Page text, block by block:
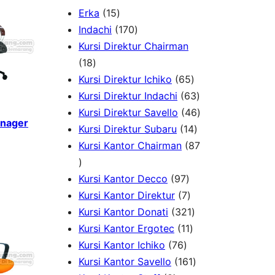
Erka 151
5
p
o
d
u
c
t
Indachi 1701
7
p
r
o
d
u
t
s
Kursi Direktur Chairman
181
8
p
r
o
d
c
t
s
Kursi Direktur Ichiko 656
5
p
r
o
t
s
Kursi Direktur Indachi 636
3
p
r
Kursi Direktur Savello 464
p
Kursi Direktur Subaru 141
4
d
t
Kursi Kantor Chairman 87
8
7
p
r
o
d
u
Kursi Kantor Decco 979
7
p
r
o
d
Kursi Kantor Direktur 77
p
r
d
Kursi Kantor Donati 3213
2
p
Kursi Kantor Ergotec 111
p
Kursi Kantor Ichiko 767
6
Kursi Kantor Savello 1611